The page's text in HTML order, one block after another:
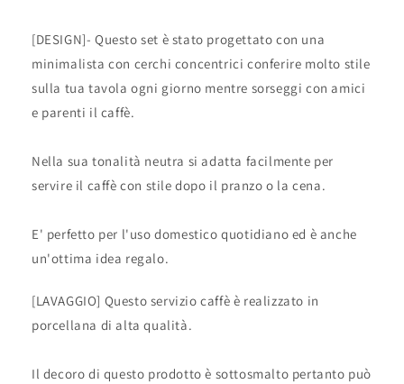
[DESIGN]- Questo set è stato progettato con una
minimalista con cerchi concentrici conferire molto stile
sulla tua tavola ogni giorno mentre sorseggi con amici
e parenti il caffè.
Nella sua tonalità neutra si adatta facilmente per
servire il caffè con stile dopo il pranzo o la cena.
E' perfetto per l'uso domestico quotidiano ed è anche
un'ottima idea regalo.
[LAVAGGIO] Questo servizio caffè è realizzato in
porcellana di alta qualità.
Il decoro di questo prodotto è sottosmalto pertanto può